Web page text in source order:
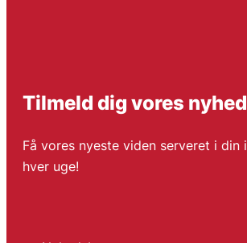
Tilmeld dig vores
Få vores nyeste viden serveret i din
hver uge!